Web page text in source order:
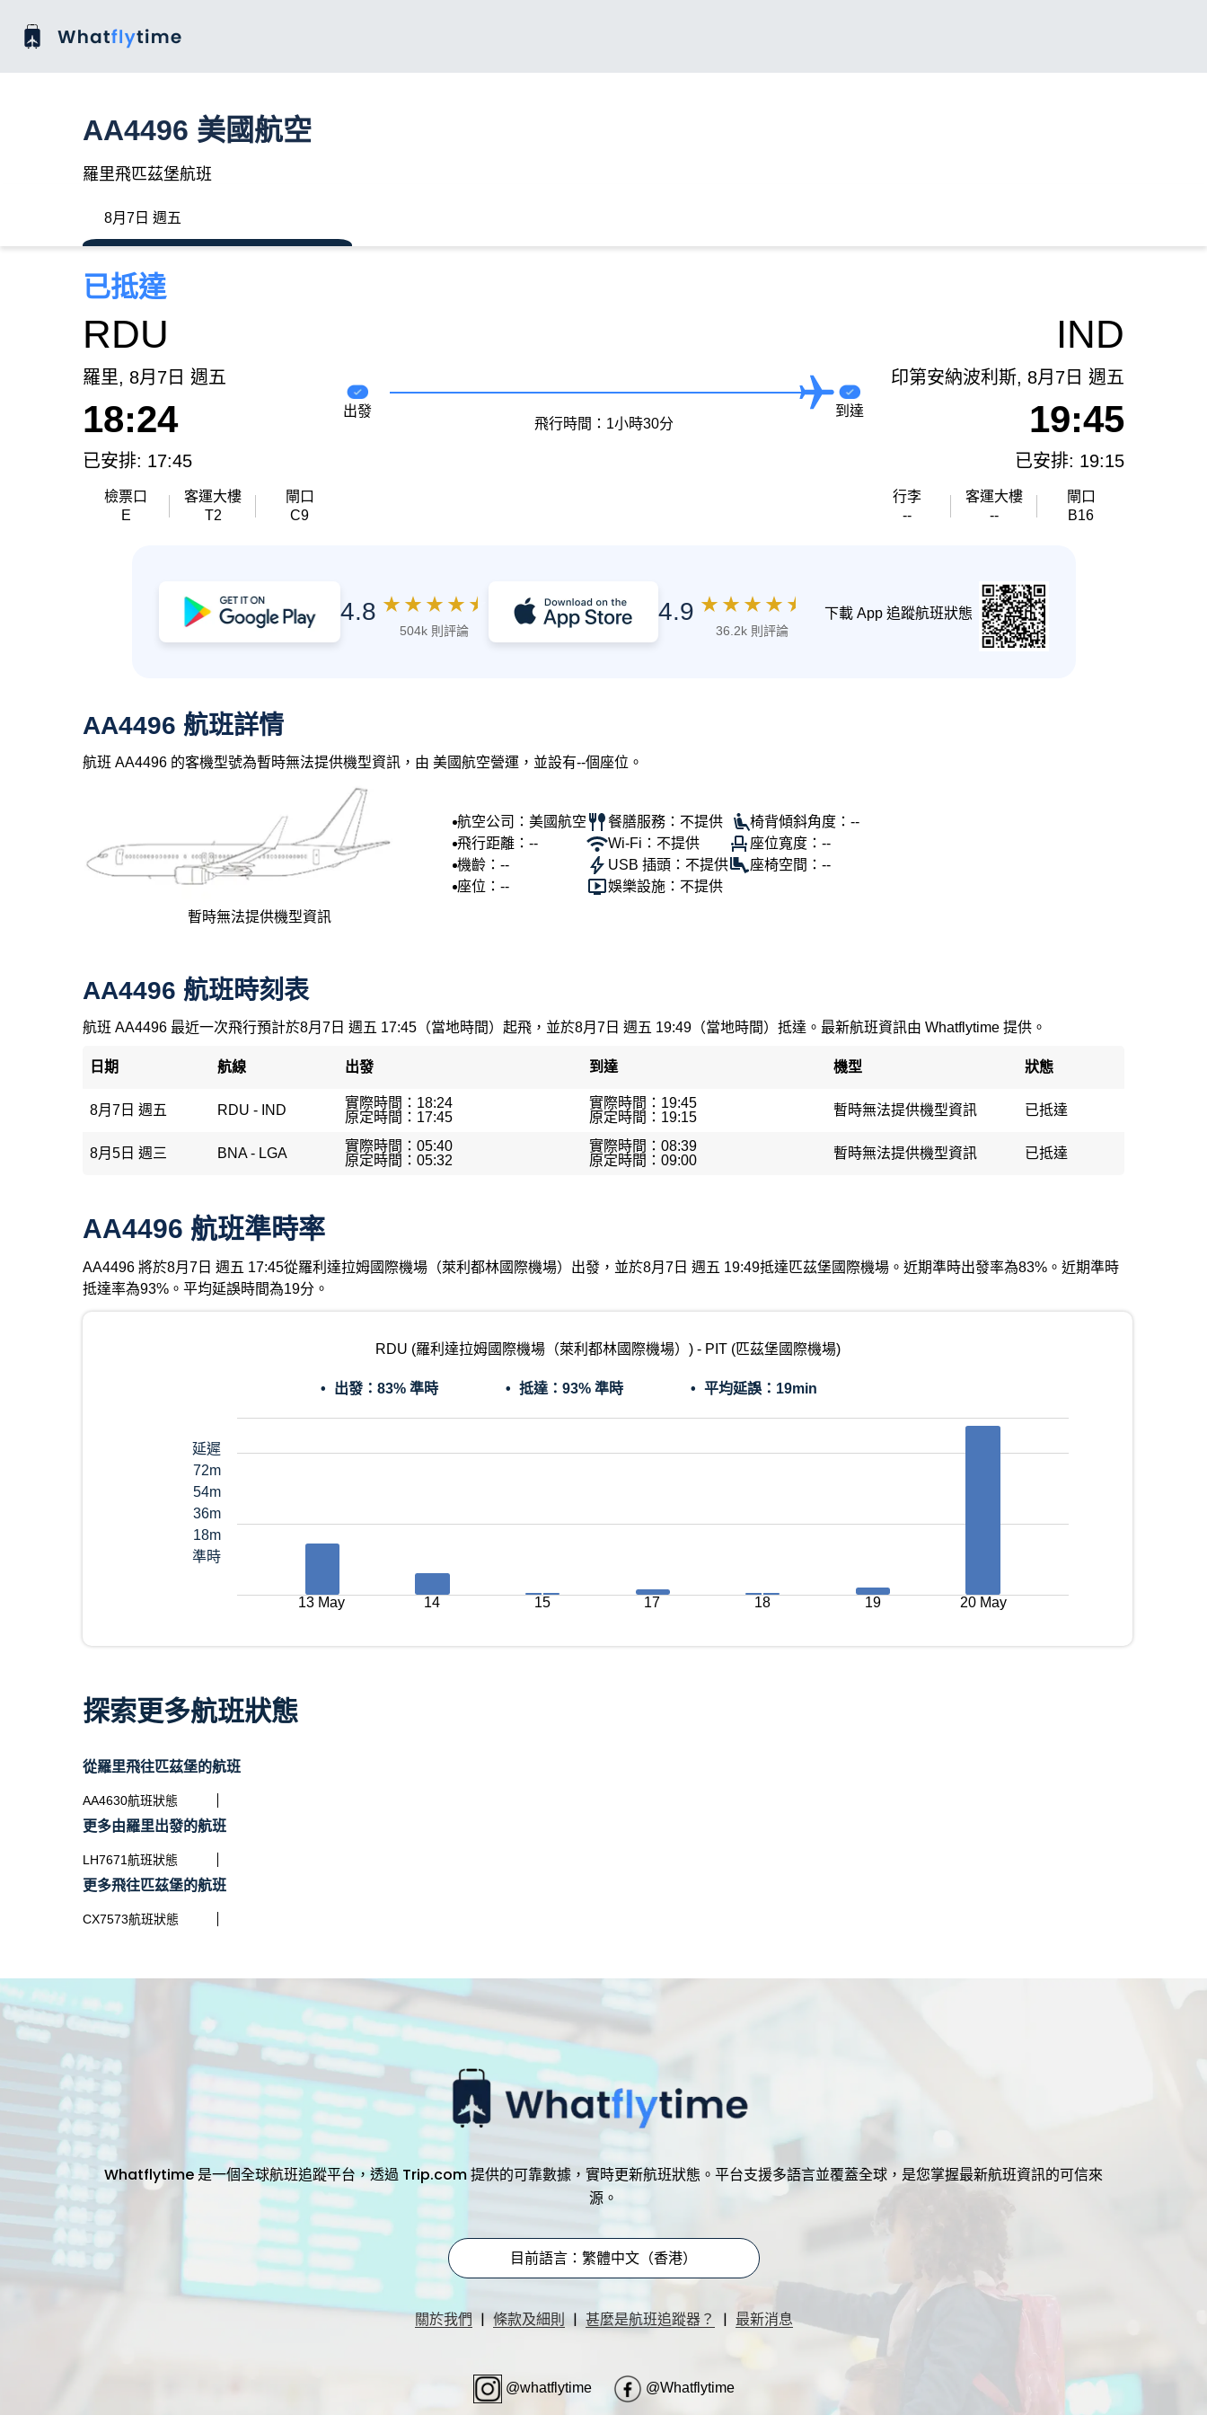
AA4496 美國航空
羅里飛匹茲堡航班
8月7日 週五
已抵達
RDU
羅里, 8月7日 週五
18:24
已安排: 17:45
檢票口
E
客運大樓
T2
閘口
C9
出發
飛行時間：1小時30分
到達
IND
印第安納波利斯, 8月7日 週五
19:45
已安排: 19:15
行李
--
客運大樓
--
閘口
B16
4.8 ★ ★ ★ ★ ★
504k 則評論
4.9 ★ ★ ★ ★ ★
36.2k 則評論
下載 App 追蹤航班狀態
AA4496 航班詳情
航班 AA4496 的客機型號為暫時無法提供機型資訊，由 美國航空營運，並設有--個座位。
暫時無法提供機型資訊
航空公司：美國航空
飛行距離：--
機齡：--
座位：--
餐膳服務：不提供
Wi-Fi：不提供
USB 插頭：不提供
娛樂設施：不提供
椅背傾斜角度：--
座位寬度：--
座椅空間：--
AA4496 航班時刻表
航班 AA4496 最近一次飛行預計於8月7日 週五 17:45（當地時間）起飛，並於8月7日 週五 19:49（當地時間）抵達。最新航班資訊由 Whatflytime 提供。
日期 航線 出發 到達 機型 狀態
8月7日 週五 RDU - IND
實際時間：18:24
原定時間：17:45
實際時間：19:45
原定時間：19:15
暫時無法提供機型資訊 已抵達
8月5日 週三 BNA - LGA
實際時間：05:40
原定時間：05:32
實際時間：08:39
原定時間：09:00
暫時無法提供機型資訊 已抵達
AA4496 航班準時率
AA4496 將於8月7日 週五 17:45從羅利達拉姆國際機場（萊利都林國際機場）出發，並於8月7日 週五 19:49抵達匹茲堡國際機場。近期準時出發率為83%。近期準時
抵達率為93%。平均延誤時間為19分。
RDU (羅利達拉姆國際機場（萊利都林國際機場）) - PIT (匹茲堡國際機場)
出發： 83% 準時 抵達： 93% 準時 平均延誤： 19min
延遲
72m
54m
36m
18m
準時
13 May 14 15 17 18 19 20 May
探索更多航班狀態
從羅里飛往匹茲堡的航班
AA4630航班狀態
更多由羅里出發的航班
LH7671航班狀態
更多飛往匹茲堡的航班
CX7573航班狀態
Whatflytime 是一個全球航班追蹤平台，透過 Trip.com 提供的可靠數據，實時更新航班狀態。平台支援多語言並覆蓋全球，是您掌握最新航班資訊的可信來
源。
目前語言：繁體中文（香港）
關於我們 | 條款及細則 | 甚麼是航班追蹤器？ | 最新消息
@whatflytime @Whatflytime